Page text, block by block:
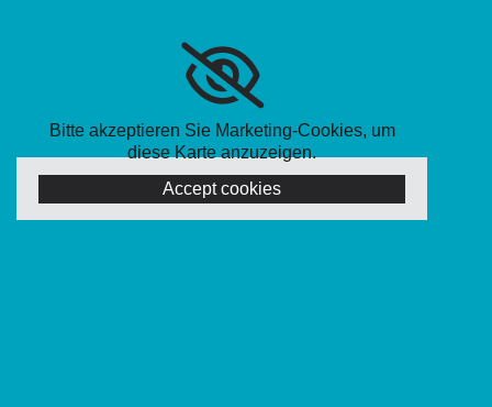
Bitte akzeptieren Sie Marketing-Cookies, um
diese Karte anzuzeigen.
Accept cookies